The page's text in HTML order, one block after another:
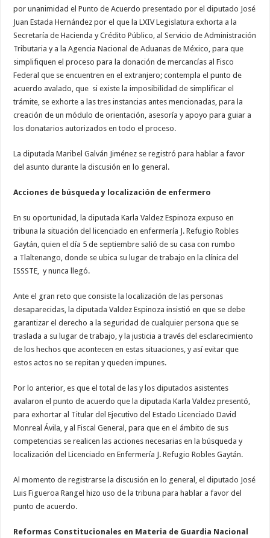
por unanimidad el Punto de Acuerdo presentado por el diputado José
Juan Estada Hernández por el que la LXIV Legislatura exhorta a la
Secretaría de Hacienda y Crédito Público, al Servicio de Administración
Tributaria y a la Agencia Nacional de Aduanas de México, para que
simplifiquen el proceso para la donación de mercancías al Fisco
Federal que se encuentren en el extranjero; contempla el punto de
acuerdo avalado, que si existe la imposibilidad de simplificar el
trámite, se exhorte a las tres instancias antes mencionadas, para la
creación de un módulo de orientación, asesoría y apoyo para guiar a
los donatarios autorizados en todo el proceso.
La diputada Maribel Galván Jiménez se registró para hablar a favor
del asunto durante la discusión en lo general.
Acciones de búsqueda y localización de enfermero
En su oportunidad, la diputada Karla Valdez Espinoza expuso en
tribuna la situación del licenciado en enfermería J. Refugio Robles
Gaytán, quien el día 5 de septiembre salió de su casa con rumbo
a Tlaltenango, donde se ubica su lugar de trabajo en la clínica del
ISSSTE, y nunca llegó.
Ante el gran reto que consiste la localización de las personas
desaparecidas, la diputada Valdez Espinoza insistió en que se debe
garantizar el derecho a la seguridad de cualquier persona que se
traslada a su lugar de trabajo, y la justicia a través del esclarecimiento
de los hechos que acontecen en estas situaciones, y así evitar que
estos actos no se repitan y queden impunes.
Por lo anterior, es que el total de las y los diputados asistentes
avalaron el punto de acuerdo que la diputada Karla Valdez presentó,
para exhortar al Titular del Ejecutivo del Estado Licenciado David
Monreal Ávila, y al Fiscal General, para que en el ámbito de sus
competencias se realicen las acciones necesarias en la búsqueda y
localización del Licenciado en Enfermería J. Refugio Robles Gaytán.
Al momento de registrarse la discusión en lo general, el diputado José
Luis Figueroa Rangel hizo uso de la tribuna para hablar a favor del
punto de acuerdo.
Reformas Constitucionales en Materia de Guardia Nacional